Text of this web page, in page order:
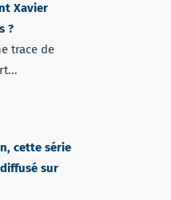
Xavier
?
trace de
cette série
sur